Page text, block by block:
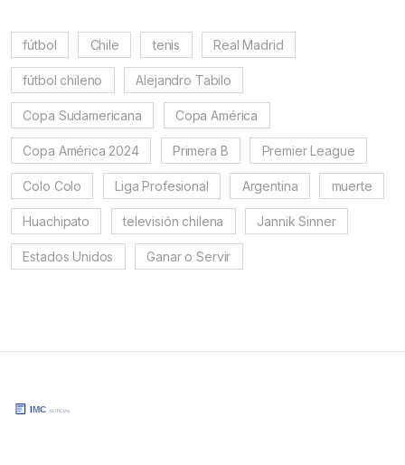
fútbol Chile tenis Real Madrid
fútbol chileno Alejandro Tabilo
Copa Sudamericana Copa América
Copa América 2024 Primera B Premier League
Colo Colo Liga Profesional Argentina muerte
Huachipato televisión chilena Jannik Sinner
Estados Unidos Ganar o Servir